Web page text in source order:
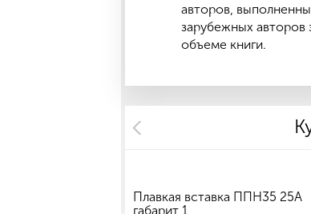
авторов,
зарубежных
объеме книги.
Плавкая вставка ППН35 25А
габарит 1